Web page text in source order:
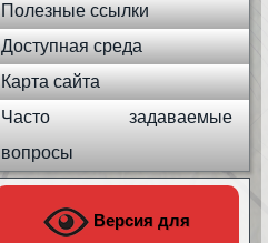
Полезные ссылки
Доступная среда
Карта сайта
Часто задаваемые
вопросы
Версия для